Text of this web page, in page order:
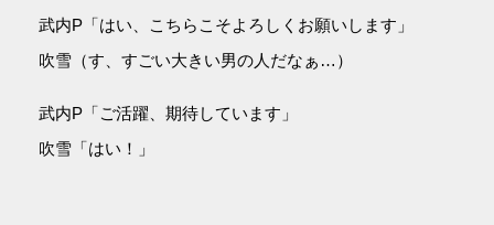
武内P「はい、こちらこそよろしくお願いします」
吹雪（す、すごい大きい男の人だなぁ…）
武内P「ご活躍、期待しています」
吹雪「はい！」